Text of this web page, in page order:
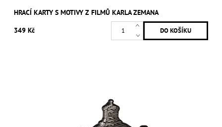
HRACÍ KARTY S MOTIVY Z FILMŮ KARLA ZEMANA
349 Kč